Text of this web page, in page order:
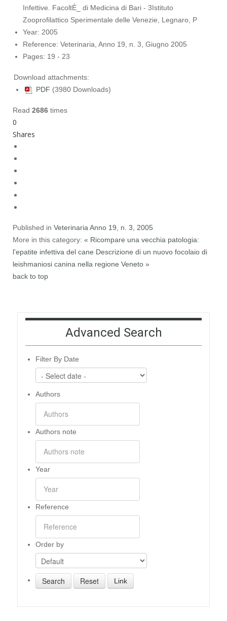
Infettive. FacoltÉ_ di Medicina di Bari - 3Istituto
Zooprofilattico Sperimentale delle Venezie, Legnaro, P
Year: 2005
Reference: Veterinaria, Anno 19, n. 3, Giugno 2005
Pages: 19 - 23
Download attachments:
PDF (3980 Downloads)
Read 2686 times
0
Shares
Published in Veterinaria Anno 19, n. 3, 2005
More in this category: « Ricompare una vecchia patologia:
l'epatite infettiva del cane Descrizione di un nuovo focolaio di
leishmaniosi canina nella regione Veneto »
back to top
Advanced Search
Filter By Date
Authors
Authors note
Year
Reference
Order by
Link